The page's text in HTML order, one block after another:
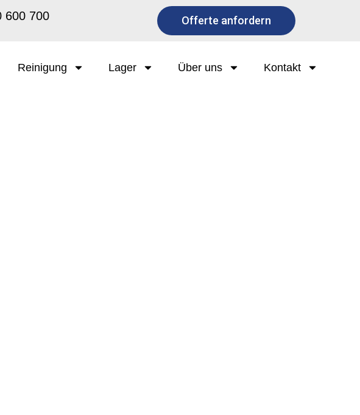
600 700 Offerte anfordern
Reinigung Lager Über uns Kontakt